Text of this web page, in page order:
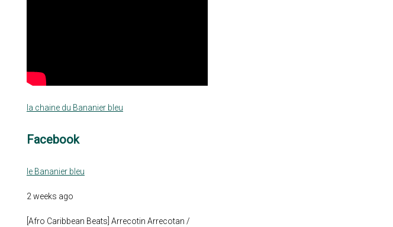
la chaine du Bananier bleu
Facebook
le Bananier bleu
2 weeks ago
[Afro Caribbean Beats] Arrecotin Arrecotan /